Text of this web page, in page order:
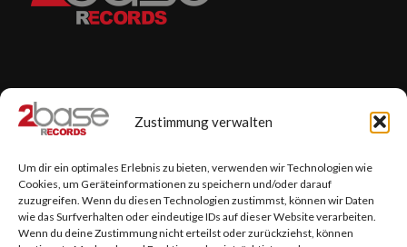
Zustimmung verwalten
Um dir ein optimales Erlebnis zu bieten, verwenden wir Technologien wie
Cookies, um Geräteinformationen zu speichern und/oder darauf
zuzugreifen. Wenn du diesen Technologien zustimmst, können wir Daten
wie das Surfverhalten oder eindeutige IDs auf dieser Website verarbeiten.
Wenn du deine Zustimmung nicht erteilst oder zurückziehst, können
2BASE RECORDS & 2BASE PUBLISHING
Dickebank 23
45663 Recklinghausen
02361/8490260